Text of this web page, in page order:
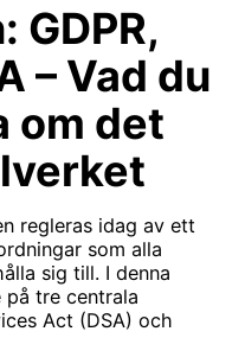
GDPR,
– Vad du
om det
regleras idag av ett
som alla
sig till. I denna
tre centrala
Act (DSA) och